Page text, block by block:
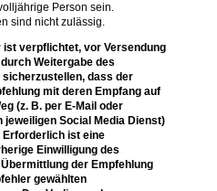
Person sein.
sind nicht zulässig.
ist verpflichtet, vor Versendung
Weitergabe des
dass der
mit deren Empfang auf
(z. B. per E-Mail oder
jeweiligen Social Media Dienst)
ist eine
Einwilligung des
der Empfehlung
gewählten